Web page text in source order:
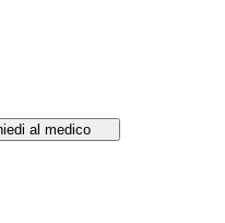
al medico